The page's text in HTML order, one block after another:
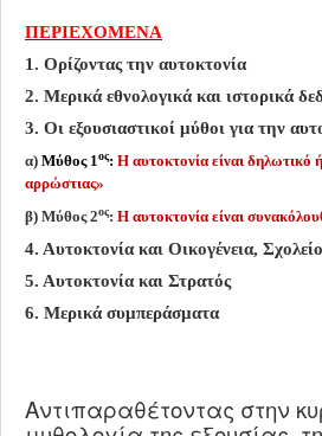
ΠΌΛΕΜΟΣ
ΠΕΡΙΕΧΟΜΕΝΑ
1. Ορίζοντας την αυτοκτονία
2. Μερικά εθνολογικά και ιστορικά
3. Οι εξουσιαστικοί μύθοι για την
α) Μύθος 1ος: Η αυτοκτονία είναι δηλωτικό
αρρώστιας»
β) Μύθος 2ος: Η αυτοκτονία είναι
4. Αυτοκτονία και Οικογένεια, Σχολείο
5. Αυτοκτονία και Στρατός
6. Μερικά συμπεράσματα
Αντιπαραθέτοντας στην